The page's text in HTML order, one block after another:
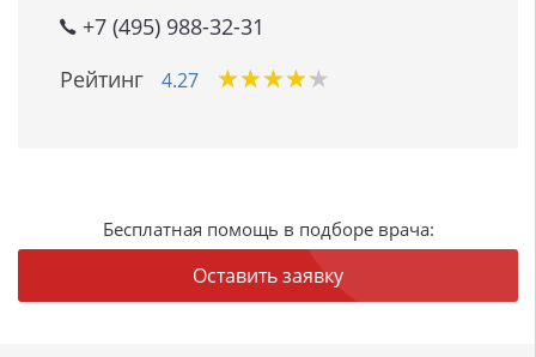
+7 (495) 988-32-31
Рейтинг
4.27 ★★★★★
★★★★★
Бесплатная помощь в подборе врача:
Оставить заявку